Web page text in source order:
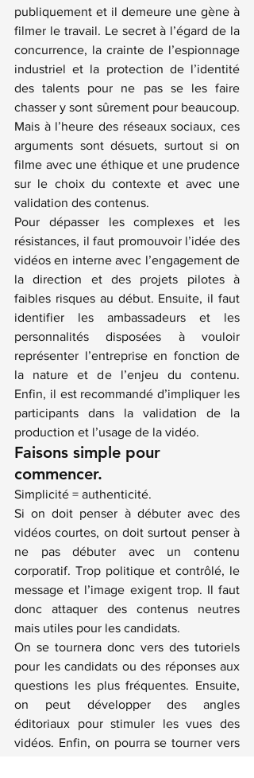
publiquement et il demeure une gène à
filmer le travail. Le secret à l’égard de la
concurrence, la crainte de l’espionnage
industriel et la protection de l’identité
des talents pour ne pas se les faire
chasser y sont sûrement pour beaucoup.
Mais à l’heure des réseaux sociaux, ces
arguments sont désuets, surtout si on
filme avec une éthique et une prudence
sur le choix du contexte et avec une
validation des contenus.
Pour dépasser les complexes et les
résistances, il faut promouvoir l’idée des
vidéos en interne avec l’engagement de
la direction et des projets pilotes à
faibles risques au début. Ensuite, il faut
identifier les ambassadeurs et les
personnalités disposées à vouloir
représenter l’entreprise en fonction de
la nature et de l’enjeu du contenu.
Enfin, il est recommandé d’impliquer les
participants dans la validation de la
production et l’usage de la vidéo.
Faisons simple pour
commencer.
Simplicité = authenticité.
Si on doit penser à débuter avec des
vidéos courtes, on doit surtout penser à
ne pas débuter avec un contenu
corporatif. Trop politique et contrôlé, le
message et l’image exigent trop. Il faut
donc attaquer des contenus neutres
mais utiles pour les candidats.
On se tournera donc vers des tutoriels
pour les candidats ou des réponses aux
questions les plus fréquentes. Ensuite,
on peut développer des angles
éditoriaux pour stimuler les vues des
vidéos. Enfin, on pourra se tourner vers